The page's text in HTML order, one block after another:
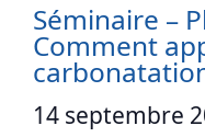
Séminaire –
Comment
14 septembre